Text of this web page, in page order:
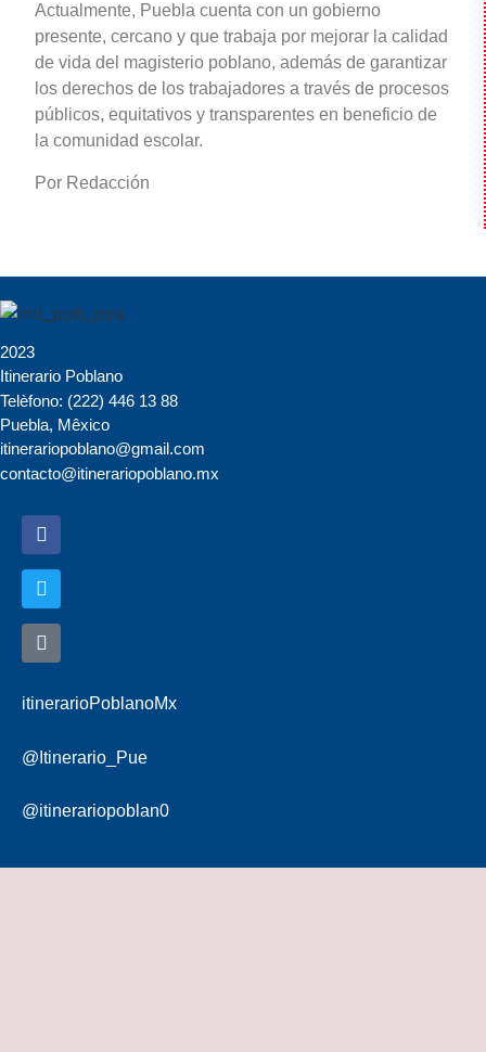
Actualmente, Puebla cuenta con un gobierno
presente, cercano y que trabaja por mejorar la calidad
de vida del magisterio poblano, además de garantizar
los derechos de los trabajadores a través de procesos
públicos, equitativos y transparentes en beneficio de
la comunidad escolar.
Por Redacción
2023
Itinerario Poblano
Telèfono: (222) 446 13 88
Puebla, Mêxico
itinerariopoblano@gmail.com
contacto@itinerariopoblano.mx
itinerarioPoblanoMx
@Itinerario_Pue
@itinerariopoblan0